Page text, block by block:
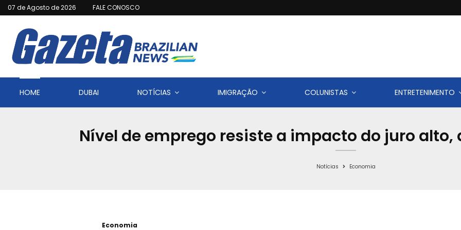
07 de Agosto de 2026 FALE CONOSCO
HOME DUBAI NOTÍCIAS IMIGRAÇÃO COLUNISTAS ENTRETENIMENTO
Nível de emprego resiste a impacto do juro
Notícias Economia
Economia